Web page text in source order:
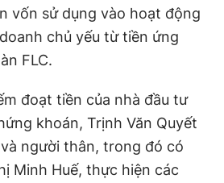
vốn sử dụng vào hoạt động
chủ yếu từ tiền ứng
FLC.
đoạt tiền của nhà đầu tư
khoán, Trịnh Văn Quyết
người thân, trong đó có
Minh Huế, thực hiện các